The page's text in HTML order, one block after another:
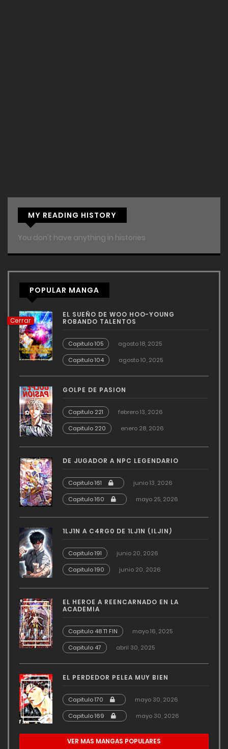
Cerrar
MY READING HISTORY
You don't have anything in histories
POPULAR MANGA
EL SUEÑO DE WOO HOO-YOUNG
ROBANDO TALENTOS
Capitulo 105
agosto 18, 2025
Capitulo 104
agosto 10, 2025
GOLPE DE PASION
Capitulo 221
febrero 13, 2026
Capitulo 220
enero 28, 2026
DE JUGADOR A NPC LEGENDARIO
Capitulo 161
junio 13, 2026
Capitulo 160
mayo 25, 2026
1LJ1N A C4RG0 DE 1LJ1N (ILJIN)
Capitulo 191
junio 20, 2026
Capitulo 190
junio 20, 2026
EL HEROE A REENCARNADO EN LA
ACADEMIA
Capitulo 48 T1 FIN
mayo 16, 2025
Capitulo 47
abril 30, 2025
EL PERDEDOR PELEA MUY BIEN
Capitulo 170
mayo 30, 2026
Capitulo 169
mayo 30, 2026
VER MAS MANGAS POPULARES